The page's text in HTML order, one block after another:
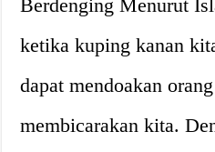
Berdenging Menurut
ketika kuping kanan
dapat mendoakan
membicarakan kita.